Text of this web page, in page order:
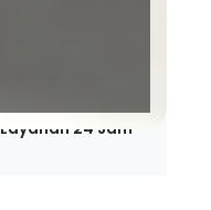
Layanan 24 Jam